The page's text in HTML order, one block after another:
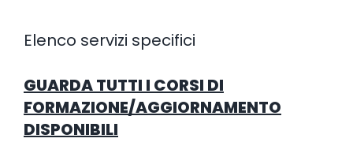
Elenco servizi specifici
GUARDA TUTTI I CORSI DI
FORMAZIONE/AGGIORNAMENTO
DISPONIBILI